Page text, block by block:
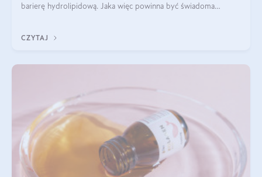
barierę hydrolipidową. Jaka więc powinna być świadoma
CZYTAJ